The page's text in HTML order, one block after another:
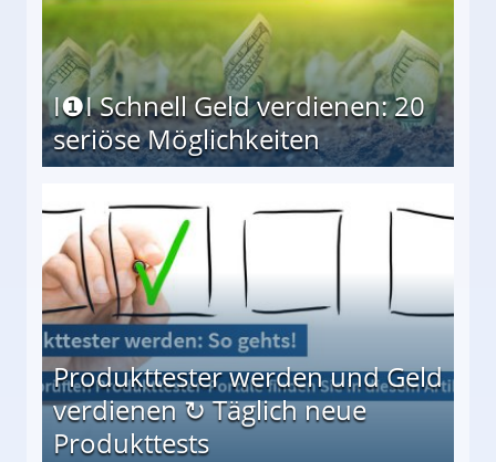
I❶I Schnell Geld verdienen: 20
seriöse Möglichkeiten
Produkttester werden und Geld
verdienen ↻ Täglich neue
Produkttests